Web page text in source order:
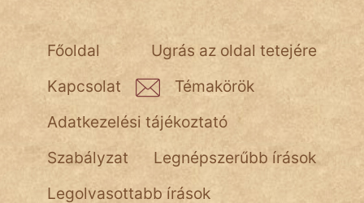
Ugrás az oldal tetejére
Főoldal
Kapcsolat
Témakörök
Adatkezelési tájékoztató
Szabályzat
Legnépszerűbb írások
Legolvasottabb írások